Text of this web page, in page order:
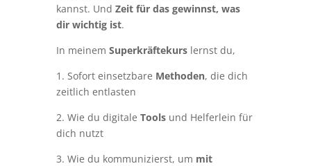
kannst. Und Zeit für das gewinnst, was
dir wichtig ist.
In meinem Superkräftekurslernst du,
1. Sofort einsetzbare Methoden, die dich
zeitlich entlasten
2. Wie du digitale Toolsund Helferlein für
dich nutzt
3. Wie du kommunizierst, um mit